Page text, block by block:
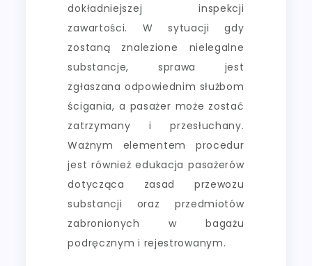
dokładniejszej inspekcji
zawartości. W sytuacji gdy
zostaną znalezione nielegalne
substancje, sprawa jest
zgłaszana odpowiednim służbom
ścigania, a pasażer może zostać
zatrzymany i przesłuchany.
Ważnym elementem procedur
jest również edukacja pasażerów
dotycząca zasad przewozu
substancji oraz przedmiotów
zabronionych w bagażu
podręcznym i rejestrowanym.